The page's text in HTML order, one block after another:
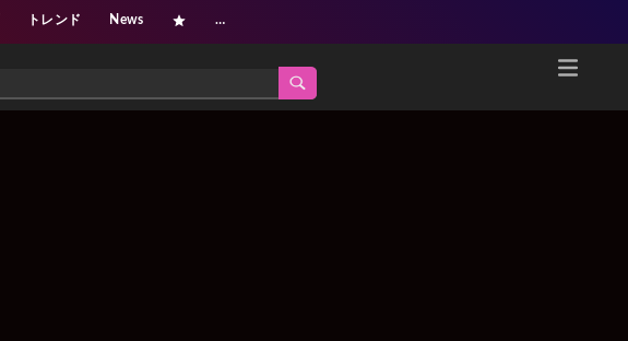
トレンド News …
Netflix新着作品